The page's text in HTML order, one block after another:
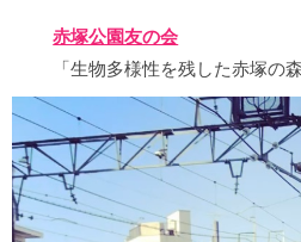
赤塚公園友の会
「生物多様性を残した赤塚の